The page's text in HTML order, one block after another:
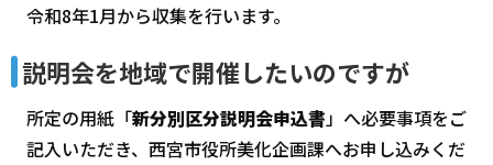
令和8年1月から収集を行います。
説明会を地域で開催したいのですが
所定の用紙「新分別区分説明会申込書」へ必要事項をご
記入いただき、西宮市役所美化企画課へお申し込みくだ